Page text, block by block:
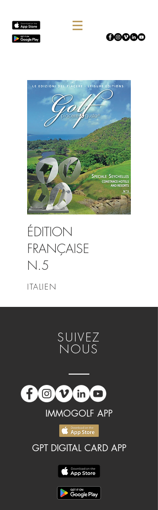
ÉDITION
FRANÇAISE
N.5
ITALIEN
SUIVEZ
NOUS
IMMOGOLF APP
GPT DIGITAL CARD APP